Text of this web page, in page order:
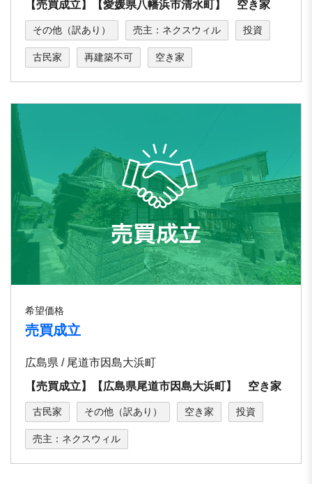
【売買成立】【愛媛県八幡浜市清水町】 空き家
その他（訳あり） 売主：ネクスウィル 投資
古民家 再建築不可 空き家
希望価格
売買成立
広島県 / 尾道市因島大浜町
【売買成立】【広島県尾道市因島大浜町】 空き家
古民家 その他（訳あり） 空き家 投資
売主：ネクスウィル